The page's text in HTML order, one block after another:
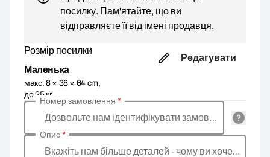
посилку. Пам'ятайте, що ви
відправляєте її від імені продавця.
Розмір посилки
Маленька
макс. 8 × 38 × 64 cm,
до 25 кг
Редагувати
Дозвольте нам ідентифікувати замовлення
Номер замовлення *
Вкажіть нам більше деталей - чому ви хочете повернути товар, в чому причина?
Опис*